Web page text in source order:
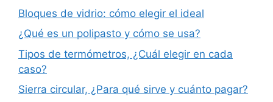
Bloques de vidrio: cómo elegir el ideal
¿Qué es un polipasto y cómo se usa?
Tipos de termómetros, ¿Cuál elegir en cada
caso?
Sierra circular, ¿Para qué sirve y cuánto pagar?